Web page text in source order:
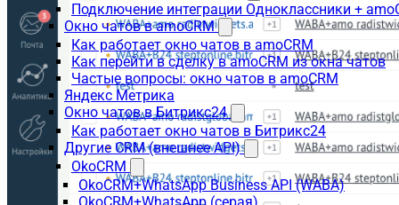
Подключение интеграции Одноклассники +
Окно чатов в amoCRM
Как работает окно чатов в amoCRM
Как перейти в сделку в amoCRM из окна чатов
Частые вопросы: окно чатов в amoCRM
Яндекс Метрика
Окно чатов в Битрикс24
Как работает окно чатов в Битрикс24
Другие CRM (внешнее API)
OkoCRM
OkoCRM+WhatsApp Business API (WABA)